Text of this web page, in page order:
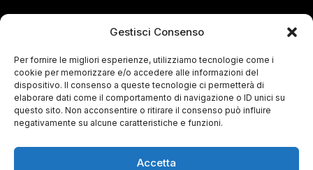
Gestisci Consenso
Per fornire le migliori esperienze, utilizziamo tecnologie come i
cookie per memorizzare e/o accedere alle informazioni del
dispositivo. Il consenso a queste tecnologie ci permetterà di
elaborare dati come il comportamento di navigazione o ID unici su
questo sito. Non acconsentire o ritirare il consenso può influire
negativamente su alcune caratteristiche e funzioni.
Accetta